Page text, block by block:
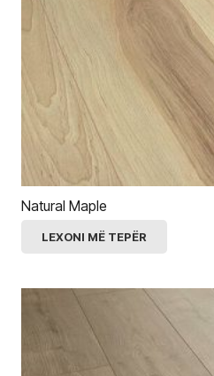
Natural Maple
LEXONI MË TEPËR